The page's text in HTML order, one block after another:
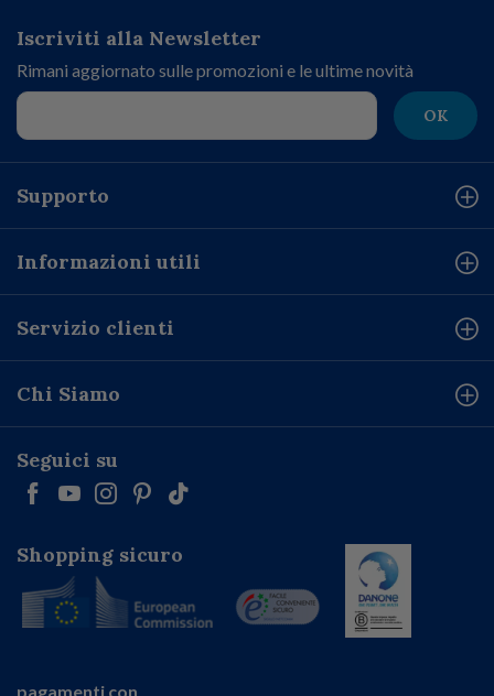
Iscriviti alla Newsletter
Rimani aggiornato sulle promozioni e le ultime novità
OK
Supporto
Informazioni utili
Servizio clienti
Chi Siamo
Seguici su
Shopping sicuro
pagamenti con